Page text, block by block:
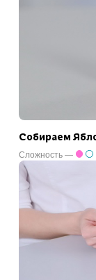
Собираем
Сложность —